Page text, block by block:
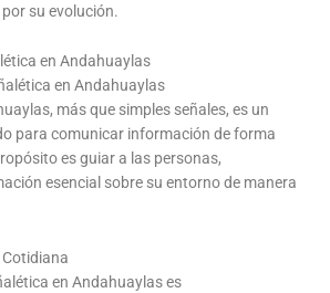
su evolución.
en Andahuaylas
en Andahuaylas
más que simples señales, es un
para comunicar información de forma
es guiar a las personas,
esencial sobre su entorno de manera
en Andahuaylas es